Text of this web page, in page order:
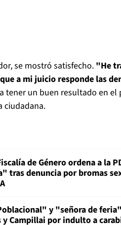
se mostró satisfecho. "He
a mi juicio responde las
tener un buen resultado en el
ciudadana.
de Género ordena a la
tras denuncia por bromas
y "señora de
y Campillai por indulto a